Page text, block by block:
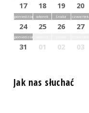
17 18 19 20
poniedziałek
24
wtorek
25
środa
26
czwartek
27
poniedziałek
31 01 02 03
Jak nas słuchać